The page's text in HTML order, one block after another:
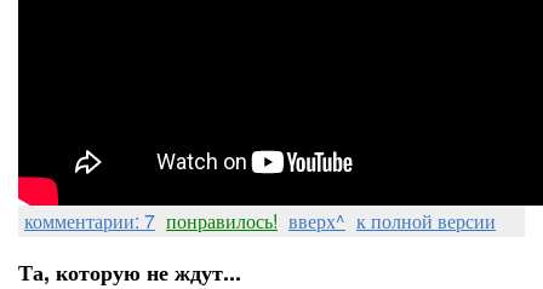
комментарии: 7 понравилось! вверх^ к полной версии
Та, которую не ждут...